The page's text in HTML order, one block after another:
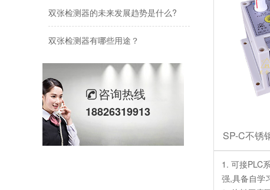
黑金刚2026年端午节放假通知
2026年五一劳动节放假通知
黑金刚2026年春节放假通知
黑金刚双张检测器：精准检测，助力工业生产
咨询热线
18826319913
扰而影响使
SP-C不锈
1. 可接PLC
强,具备自学